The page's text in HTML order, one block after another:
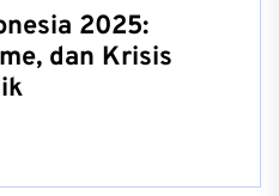
2025:
dan Krisis